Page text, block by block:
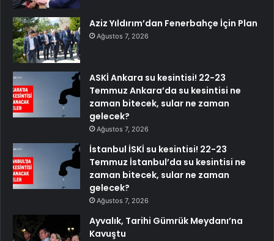
Aziz Yıldırım’dan Fenerbahçe İçin Plan
Ağustos 7, 2026
ASKİ Ankara su kesintisi! 22-23
Temmuz Ankara’da su kesintisi ne
zaman bitecek, sular ne zaman
gelecek?
Ağustos 7, 2026
İstanbul İSKİ su kesintisi! 22-23
Temmuz İstanbul’da su kesintisi ne
zaman bitecek, sular ne zaman
gelecek?
Ağustos 7, 2026
Ayvalık, Tarihi Gümrük Meydanı’na
Kavuştu